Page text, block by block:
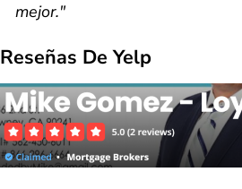
mejor."
Reseñas De Yelp